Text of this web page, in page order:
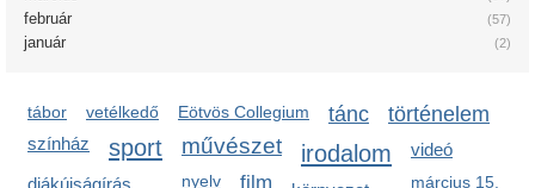
(57)
február
(2)
január
tábor vetélkedő Eötvös Collegium tánc történelem
színház sport művészet irodalom
diákújságírás
videó
nyelv március 15.
film